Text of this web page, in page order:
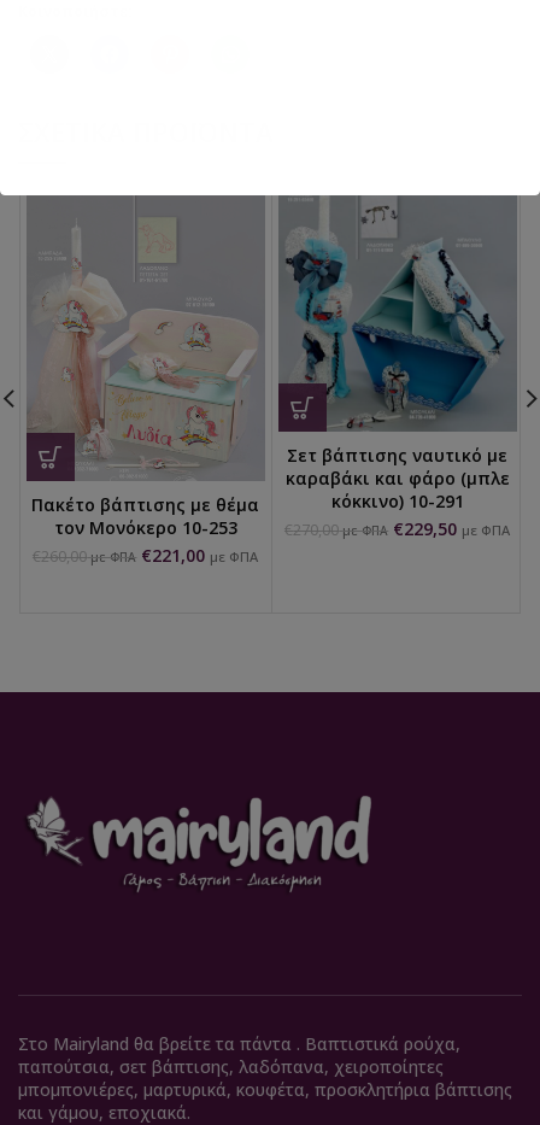
Πακέτο βάπτισης με θέμα
τον Μονόκερο 10-253
€260,00 με ΦΠΑ €221,00 με ΦΠΑ
Σετ βάπτισης ναυτικό με
καραβάκι και φάρο (μπλε
κόκκινο) 10-291
€270,00 με ΦΠΑ €229,50 με ΦΠΑ
Στο Mairyland θα βρείτε τα πάντα . Βαπτιστικά ρούχα,
παπούτσια, σετ βάπτισης, λαδόπανα, χειροποίητες
μπομπονιέρες, μαρτυρικά, κουφέτα, προσκλητήρια βάπτισης
και γάμου, εποχιακά.